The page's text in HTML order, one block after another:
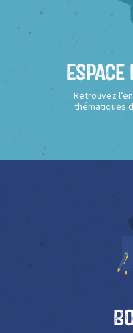
Retrouvez
thématiques